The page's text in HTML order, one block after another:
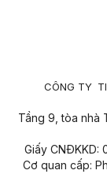
CÔNG TY
Tầng 9, tòa nhà
Giấy CNĐKKD:
Cơ quan cấp: